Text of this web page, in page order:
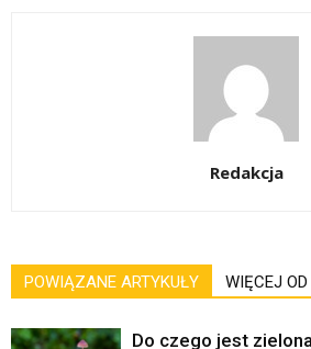
Redakcja
POWIĄZANE ARTYKUŁY WIĘCEJ
Do czego jest